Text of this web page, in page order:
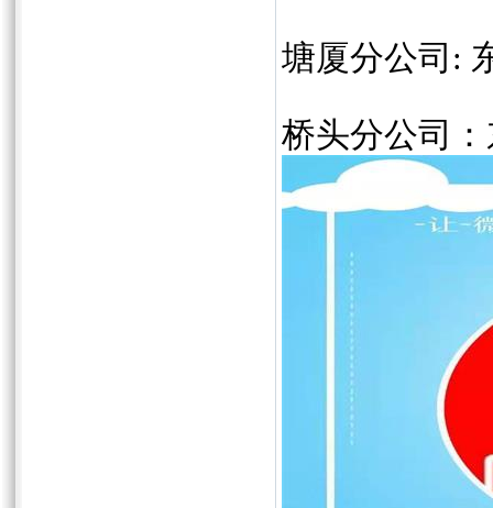
塘厦分公司:
桥头分公司